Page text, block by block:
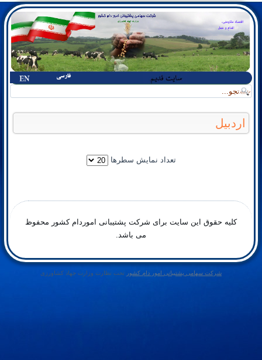
اردبیل
تعداد نمایش سطرها
کلیه حقوق این سایت برای شرکت پشتیبانی اموردام کشور محفوظ
می باشد.
شرکت سهامی پشتیبانی امور دام کشور تحت نظارت وزارت جهاد کشاورزی